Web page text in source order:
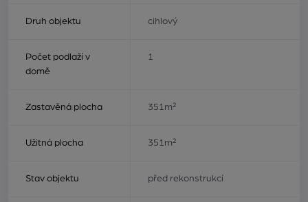
Druh objektu cihlový
Počet podlaží v
domě
1
Zastavěná plocha 351m²
Užitná plocha 351m²
Stav objektu před rekonstrukcí